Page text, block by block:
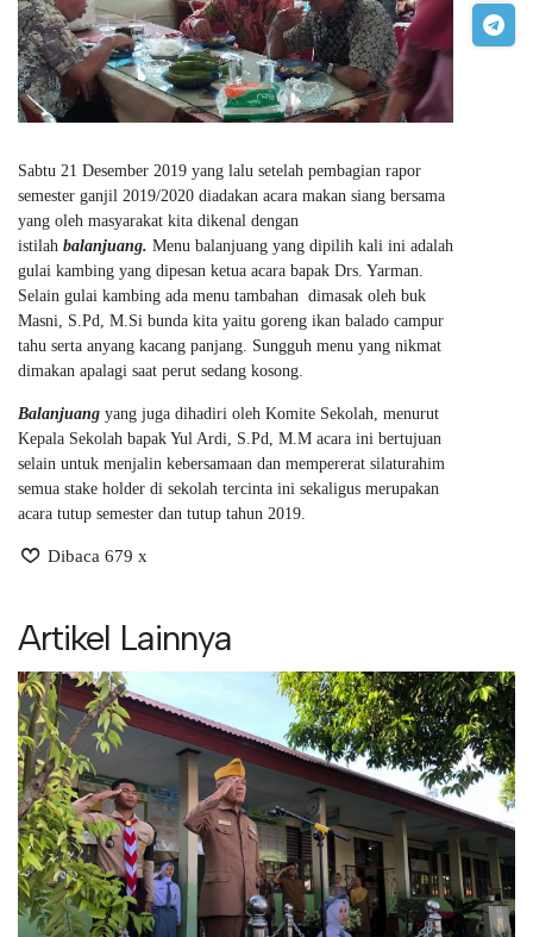
Sabtu 21 Desember 2019 yang lalu setelah pembagian rapor
semester ganjil 2019/2020 diadakan acara makan siang bersama
yang oleh masyarakat kita dikenal dengan
istilah balanjuang. Menu balanjuang yang dipilih kali ini adalah
gulai kambing yang dipesan ketua acara bapak Drs. Yarman.
Selain gulai kambing ada menu tambahan dimasak oleh buk
Masni, S.Pd, M.Si bunda kita yaitu goreng ikan balado campur
tahu serta anyang kacang panjang. Sungguh menu yang nikmat
dimakan apalagi saat perut sedang kosong.
Balanjuang yang juga dihadiri oleh Komite Sekolah, menurut
Kepala Sekolah bapak Yul Ardi, S.Pd, M.M acara ini bertujuan
selain untuk menjalin kebersamaan dan mempererat silaturahim
semua stake holder di sekolah tercinta ini sekaligus merupakan
acara tutup semester dan tutup tahun 2019.
Dibaca 679 x
Artikel Lainnya